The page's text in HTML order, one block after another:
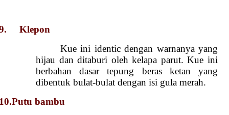
Klepon
Kue ini identic dengan warnanya yang
hijau dan ditaburi oleh kelapa parut. Kue ini
berbahan dasar tepung beras ketan yang
dibentuk bulat-bulat dengan isi gula merah.
bambu